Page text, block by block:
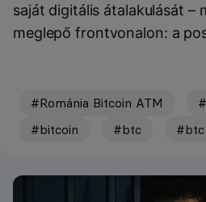
saját digitális átalakulását –
meglepő frontvonalon: a
#Románia Bitcoin ATM
#bitcoin
#btc